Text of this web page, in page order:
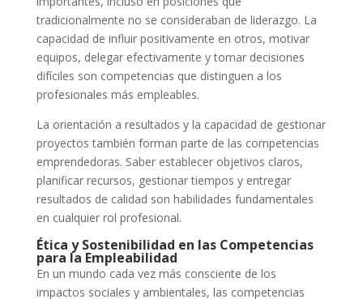
tradicionalmente no se consideraban de liderazgo. La
capacidad de influir positivamente en otros, motivar
equipos, delegar efectivamente y tomar decisiones
difíciles son competencias que distinguen a los
profesionales más empleables.
La orientación a resultados y la capacidad de gestionar
proyectos también forman parte de las competencias
emprendedoras. Saber establecer objetivos claros,
planificar recursos, gestionar tiempos y entregar
resultados de calidad son habilidades fundamentales
en cualquier rol profesional.
Ética y Sostenibilidad en las Competencias
para la Empleabilidad
En un mundo cada vez más consciente de los
impactos sociales y ambientales, las competencias